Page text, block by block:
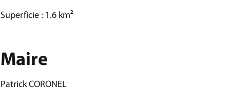
Superficie : 1.6 km²
Maire
Patrick CORONEL